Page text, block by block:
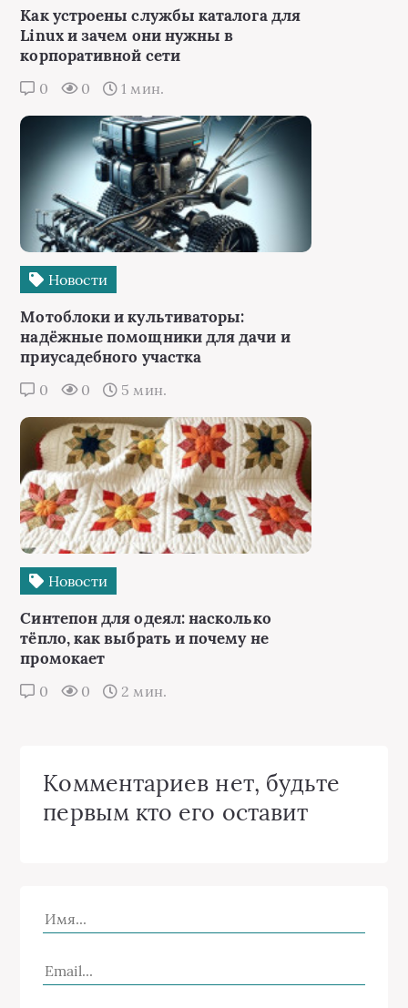
Как устроены службы каталога для
Linux и зачем они нужны в
корпоративной сети
0 0 1 мин.
Новости
Мотоблоки и культиваторы:
надёжные помощники для дачи и
приусадебного участка
0 0 5 мин.
Новости
Синтепон для одеял: насколько
тёпло, как выбрать и почему не
промокает
0 0 2 мин.
Комментариев нет, будьте
первым кто его оставит